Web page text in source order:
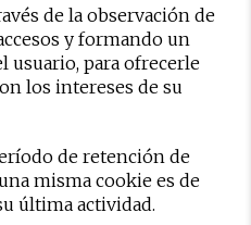
de la observación de
y formando un
usuario, para ofrecerle
los intereses de su
de retención de
misma cookie es de
última actividad.